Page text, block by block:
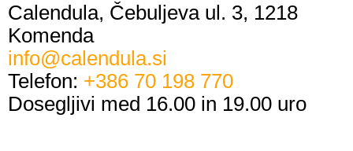
Calendula, Čebuljeva ul. 3, 1218
Komenda
info@calendula.si
Telefon: +386 70 198 770
Dosegljivi med 16.00 in 19.00 uro